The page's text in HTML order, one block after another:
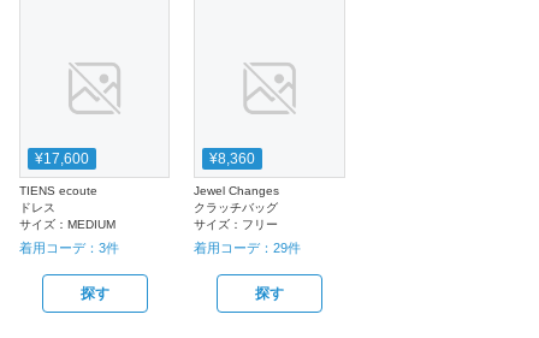
¥17,600
TIENS ecoute
ドレス
サイズ： MEDIUM
着用コーデ： 3件
探す
¥8,360
Jewel Changes
クラッチバッグ
サイズ： フリー
着用コーデ：29件
探す